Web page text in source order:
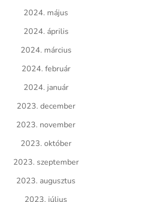
2024. május
2024. április
2024. március
2024. február
2024. január
2023. december
2023. november
2023. október
2023. szeptember
2023. augusztus
2023. július